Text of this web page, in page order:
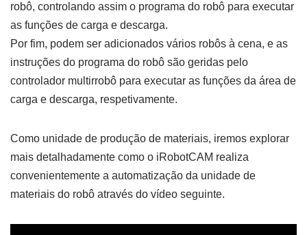
robô, controlando assim o programa do robô para executar
as funções de carga e descarga.
Por fim, podem ser adicionados vários robôs à cena, e as
instruções do programa do robô são geridas pelo
controlador multirrobô para executar as funções da área de
carga e descarga, respetivamente.
Como unidade de produção de materiais, iremos explorar
mais detalhadamente como o iRobotCAM realiza
convenientemente a automatização da unidade de
materiais do robô através do vídeo seguinte.